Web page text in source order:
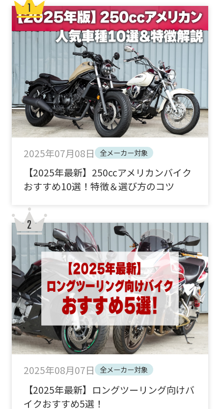
2025年07月08日 全メーカー対象
【2025年最新】250ccアメリカンバイク
おすすめ10選！特徴＆選び方のコツ
2025年08月07日 全メーカー対象
【2025年最新】ロングツーリング向けバ
イクおすすめ5選！